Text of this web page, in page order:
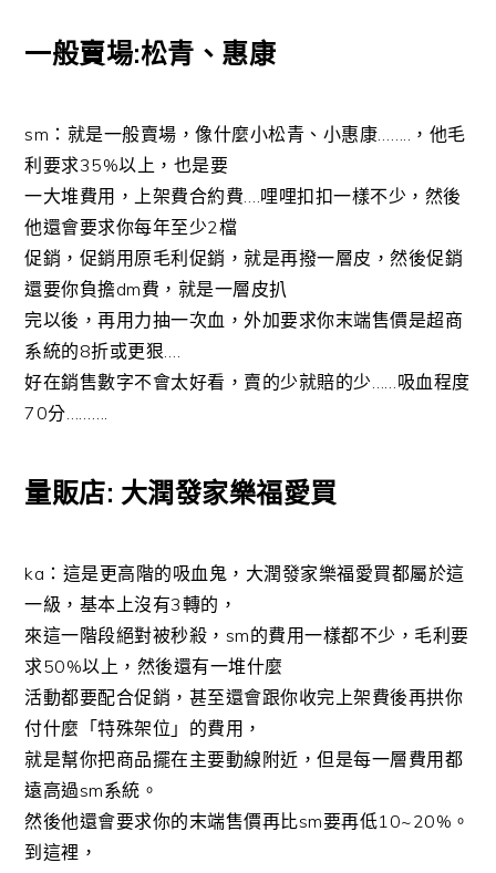
一般賣場:松青、惠康
sm：就是一般賣場，像什麼小松青、小惠康……..，他毛
利要求35%以上，也是要
一大堆費用，上架費合約費….哩哩扣扣一樣不少，然後
他還會要求你每年至少2檔
促銷，促銷用原毛利促銷，就是再撥一層皮，然後促銷
還要你負擔dm費，就是一層皮扒
完以後，再用力抽一次血，外加要求你末端售價是超商
系統的8折或更狠….
好在銷售數字不會太好看，賣的少就賠的少……吸血程度
70分……….
量販店: 大潤發家樂福愛買
ka：這是更高階的吸血鬼，大潤發家樂福愛買都屬於這
一級，基本上沒有3轉的，
來這一階段絕對被秒殺，sm的費用一樣都不少，毛利要
求50%以上，然後還有一堆什麼
活動都要配合促銷，甚至還會跟你收完上架費後再拱你
付什麼「特殊架位」的費用，
就是幫你把商品擺在主要動線附近，但是每一層費用都
遠高過sm系統。
然後他還會要求你的末端售價再比sm要再低10~20%。
到這裡，